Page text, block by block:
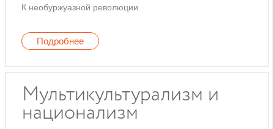
К необуржуазной революции.
Подробнее
Мультикультурализм и
национализм